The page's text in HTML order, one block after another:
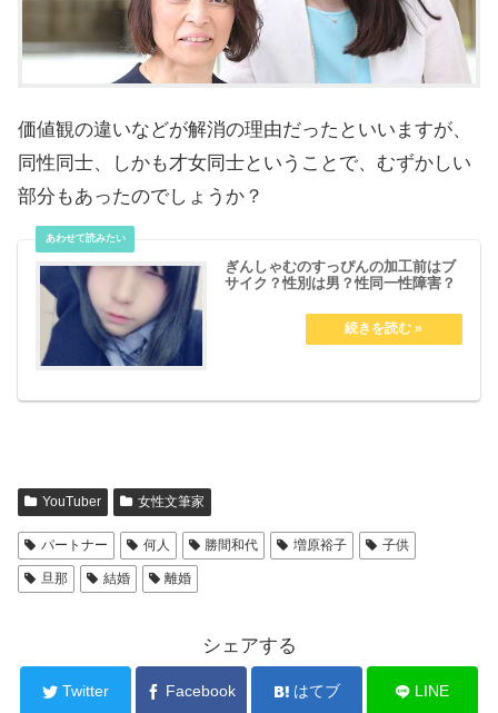
価値観の違いなどが解消の理由だったといいますが、
同性同士、しかも才女同士ということで、むずかしい
部分もあったのでしょうか？
ぎんしゃむのすっぴんの加工前はブ
サイク？性別は男？性同一性障害？
YouTuber 女性文筆家
パートナー 何人 勝間和代 増原裕子 子供
旦那 結婚 離婚
シェアする
Twitter Facebook はてブ LINE